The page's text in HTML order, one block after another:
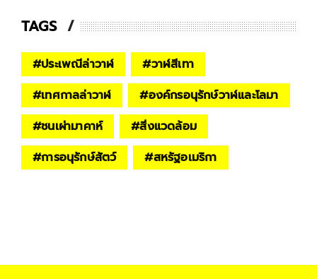
TAGS
#ประเพณีล่าวาฬ #วาฬสีเทา
#เทศกาลล่าวาฬ #องค์กรอนุรักษ์วาฬและโลมา
#ชนเผ่ามาคาห์ #สิ่งแวดล้อม
#การอนุรักษ์สัตว์ #สหรัฐอเมริกา